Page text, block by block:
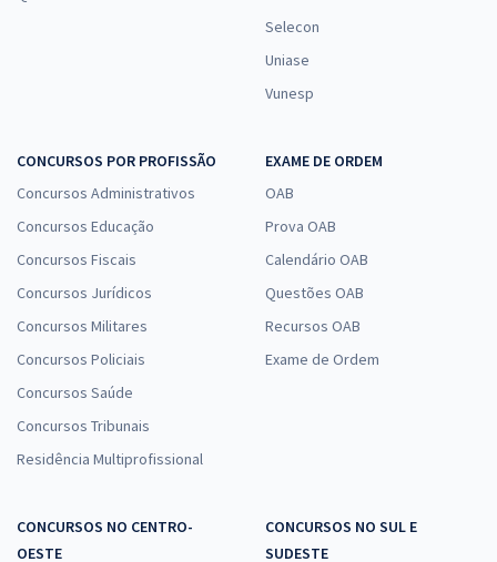
Selecon
Uniase
Vunesp
CONCURSOS POR PROFISSÃO
Concursos Administrativos
Concursos Educação
Concursos Fiscais
Concursos Jurídicos
Concursos Militares
Concursos Policiais
Concursos Saúde
Concursos Tribunais
Residência Multiprofissional
EXAME DE ORDEM
OAB
Prova OAB
Calendário OAB
Questões OAB
Recursos OAB
Exame de Ordem
CONCURSOS NO CENTRO-
OESTE
CONCURSOS NO SUL E
SUDESTE